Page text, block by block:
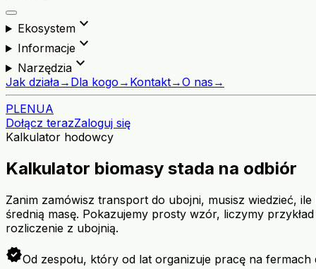
Ekosystemexpand_more
Informacjeexpand_more
Narzędziaexpand_more
Jak działa→ Dla kogo → Kontakt→O nas →
PLENUA
Dołącz terazZaloguj się
Kalkulator hodowcy
Kalkulator biomasy stada na odbiór
Zanim zamówisz transport do ubojni, musisz wiedzieć,
średnią masę. Pokazujemy prosty wzór, liczymy
rozliczenie z ubojnią.
verifiedOd zespołu, który od lat organizuje pracę na fermach